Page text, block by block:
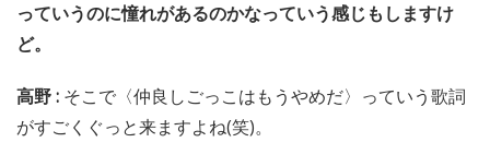
っていうのに憧れがあるのかなっていう感じもしますけ
ど。
高野 : そこで〈仲良しごっこはもうやめだ〉っていう歌詞
がすごくぐっと来ますよね(笑)。